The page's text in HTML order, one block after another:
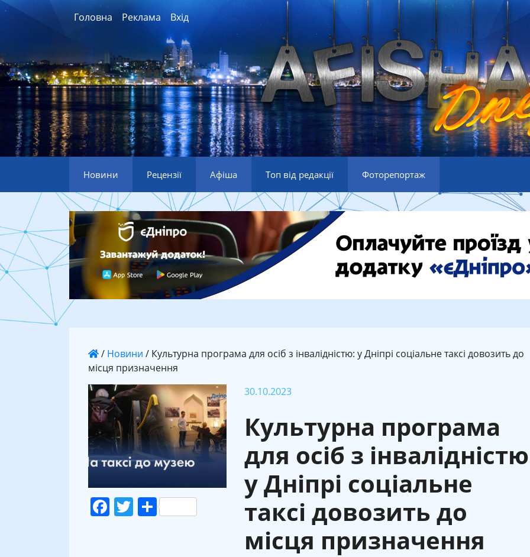
Головна Реклама Вхід
Новини Рецензії Афіша Топ від редакції Фоторепортаж
/ Новини / Культурна програма для осіб з інвалідністю: у Дніпрі соціальне таксі довозить до
місця призначення
Facebook
Twitter
Поділитися
30.10.2023
Культурна програма
для осіб з
у Дніпрі соціальне
таксі довозить до
місця призначення